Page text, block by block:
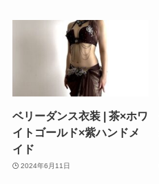
ベリーダンス衣装 | 茶×ホワ
イトゴールド×紫ハンドメ
イド
2024年6月11日